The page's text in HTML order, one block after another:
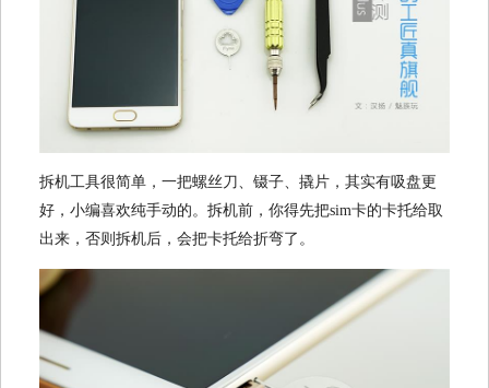
拆机工具很简单，一把螺丝刀、镊子、撬片，其实有吸盘更
好，小编喜欢纯手动的。拆机前，你得先把sim卡的卡托给取
出来，否则拆机后，会把卡托给折弯了。